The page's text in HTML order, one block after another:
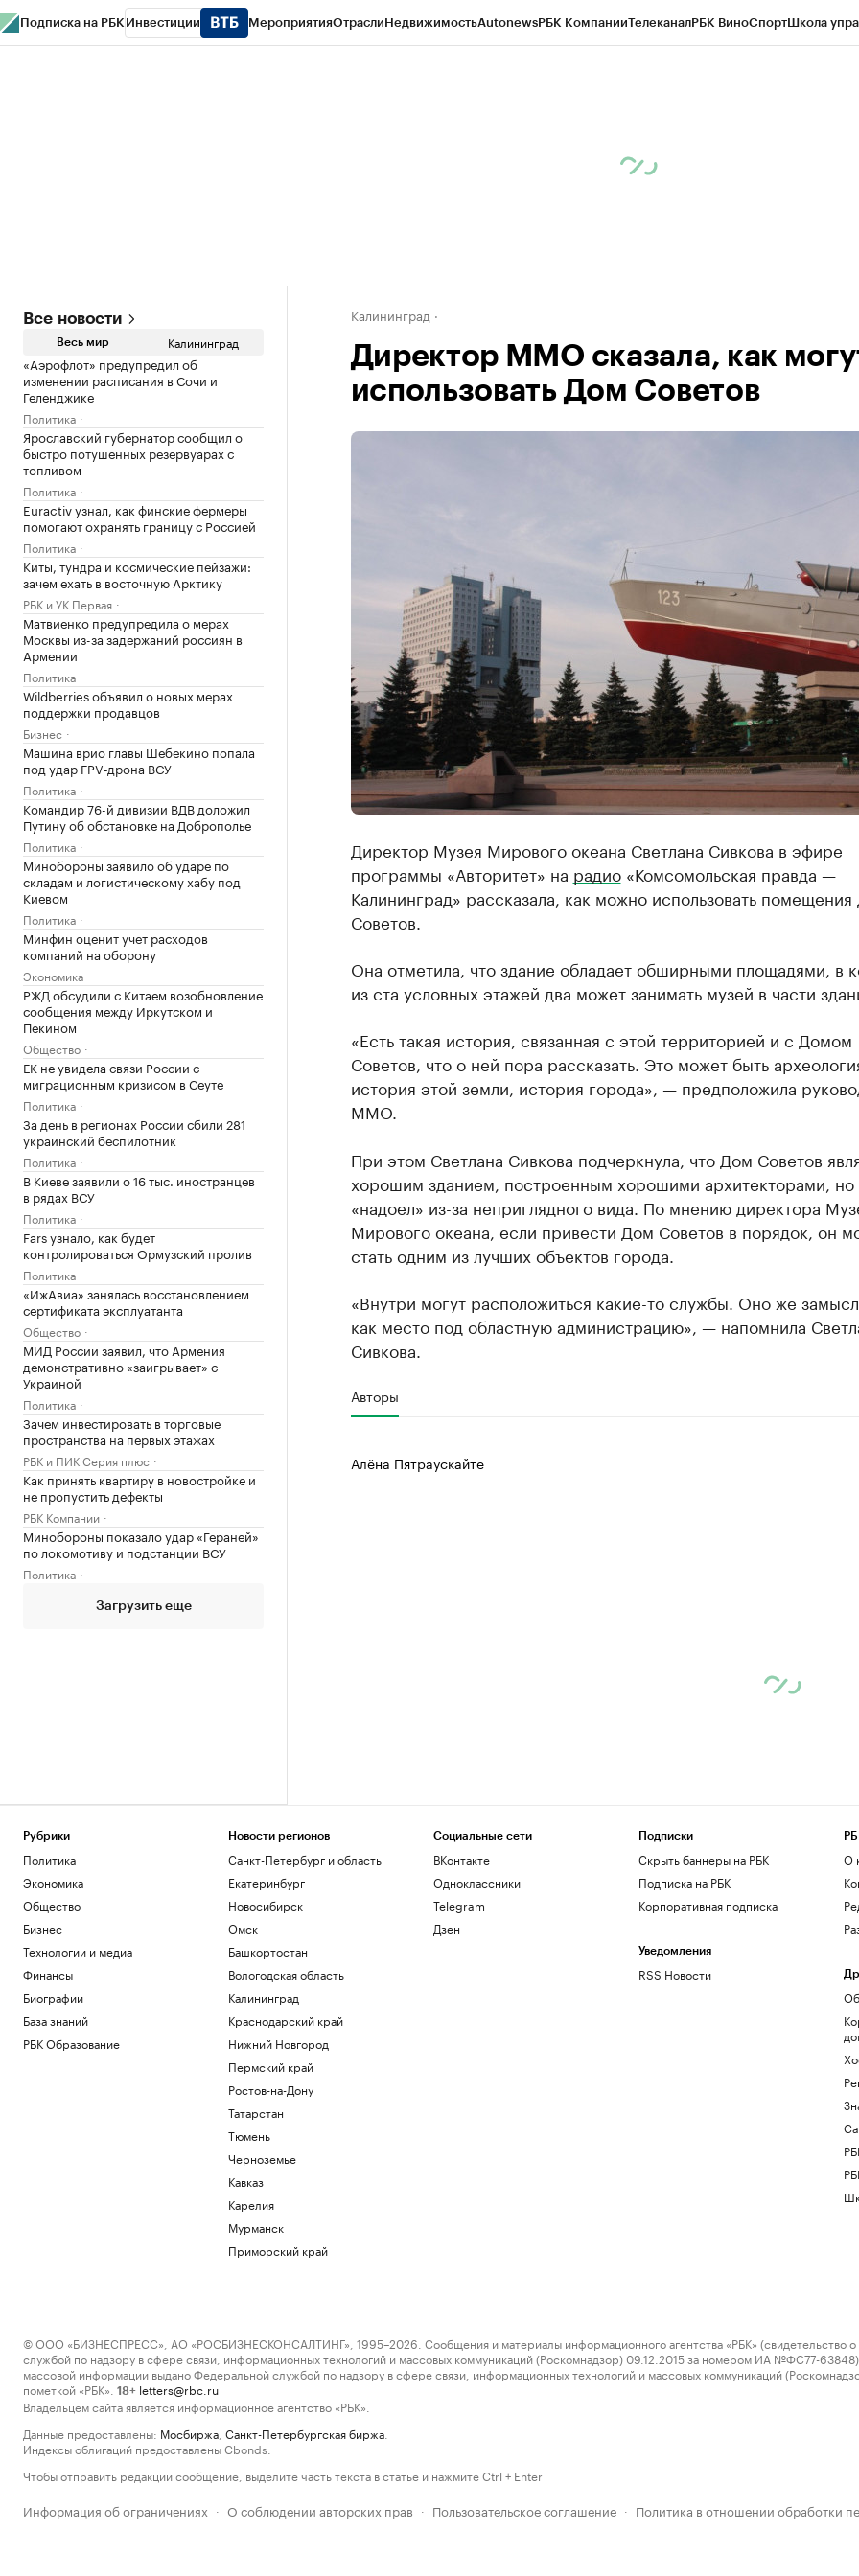
Подписка на РБК Инвестиции МероприятияОтраслиНедвижимостьAutonewsРБК КомпанииТелеканалРБК ВиноСпортШкола
Все новости
Весь мир Калининград
«Аэрофлот» предупредил об
изменении расписания в Сочи и
Геленджике
Политика
Ярославский губернатор сообщил о
быстро потушенных резервуарах с
топливом
Политика
Euractiv узнал, как финские фермеры
помогают охранять границу с Россией
Политика
Киты, тундра и космические пейзажи:
зачем ехать в восточную Арктику
РБК и УК Первая
Матвиенко предупредила о мерах
Москвы из-за задержаний россиян в
Армении
Политика
Wildberries объявил о новых мерах
поддержки продавцов
Бизнес
Машина врио главы Шебекино попала
под удар FPV‑дрона ВСУ
Политика
Командир 76-й дивизии ВДВ доложил
Путину об обстановке на Доброполье
Политика
Минобороны заявило об ударе по
складам и логистическому хабу под
Киевом
Политика
Минфин оценит учет расходов
компаний на оборону
Экономика
РЖД обсудили с Китаем возобновление
сообщения между Иркутском и
Пекином
Общество
ЕК не увидела связи России с
миграционным кризисом в Сеуте
Политика
За день в регионах России сбили 281
украинский беспилотник
Политика
В Киеве заявили о 16 тыс. иностранцев
в рядах ВСУ
Политика
Fars узнало, как будет
контролироваться Ормузский пролив
Политика
«ИжАвиа» занялась восстановлением
сертификата эксплуатанта
Общество
МИД России заявил, что Армения
демонстративно «заигрывает» с
Украиной
Политика
Зачем инвестировать в торговые
пространства на первых этажах
РБК и ПИК Серия плюс
Как принять квартиру в новостройке и
не пропустить дефекты
РБК Компании
Минобороны показало удар «Гераней»
по локомотиву и подстанции ВСУ
Политика
Загрузить еще
Калининград
Директор ММО сказала, как
использовать Дом Советов
Директор Музея Мирового океана Светлана Сивкова в эфире
программы «Авторитет» на радио«Комсомольская правда —
Калининград» рассказала, как можно использовать
Советов.
Она отметила, что здание обладает обширными площадями, в
из ста условных этажей два может занимать музей в части
«Есть такая история, связанная с этой территорией и с Домом
Советов, что о ней пора рассказать. Это может быть
история этой земли, история города», — предположила
ММО.
При этом Светлана Сивкова подчеркнула, что Дом Советов
хорошим зданием, построенным хорошими архитекторами, но
«надоел» из-за неприглядного вида. По мнению директора
Мирового океана, если привести Дом Советов в порядок, он
стать одним из лучших объектов города.
«Внутри могут расположиться какие-то службы. Оно же
как место под областную администрацию», — напомнила
Сивкова.
Авторы
Алёна Пятраускайте
Рубрики
Политика
Экономика
Общество
Бизнес
Технологии и медиа
Финансы
Биографии
База знаний
РБК Образование
Новости регионов
Санкт-Петербург и область
Екатеринбург
Новосибирск
Омск
Башкортостан
Вологодская область
Калининград
Краснодарский край
Нижний Новгород
Пермский край
Ростов-на-Дону
Татарстан
Тюмень
Черноземье
Кавказ
Карелия
Мурманск
Приморский край
Социальные сети
ВКонтакте
Одноклассники
Telegram
Дзен
Подписки
Скрыть баннеры на РБК
Подписка на РБК
Корпоративная подписка
Уведомления
RSS Новости
О
© ООО «БИЗНЕСПРЕСС», АО «РОСБИЗНЕСКОНСАЛТИНГ», 1995–2026. Сообщения и материалы информационного агентства «РБК» (свидетельство о
службой по надзору в сфере связи, информационных технологий и массовых коммуникаций (Роскомнадзор) 09.12.2015 за номером ИА №ФС77-63848)
массовой информации выдано Федеральной службой по надзору в сфере связи, информационных технологий и массовых коммуникаций
пометкой «РБК».
18+ letters@rbc.ru
Владельцем сайта является информационное агентство «РБК».
Данные предоставлены: Мосбиржа Санкт-Петербургская биржа
Индексы облигаций предоставлены Cbonds.
Чтобы отправить редакции сообщение, выделите часть текста в статье и нажмите Ctrl + Enter
Информация об ограничениях · О соблюдении авторских прав · Пользовательское соглашение · Политика в отношении обработки